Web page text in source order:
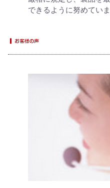
できるように努めていま